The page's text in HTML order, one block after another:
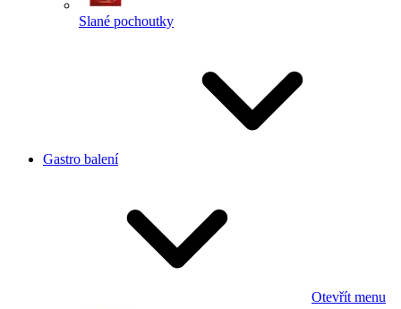
Slané pochoutky
Gastro balení
Otevřít menu